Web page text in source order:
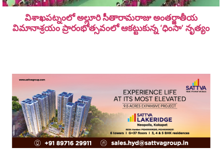
విశాఖపట్నంలో అల్లూరి సీతారామ‌రాజు అంత‌ర్జాతీయ
విమానాశ్ర‌యం ప్రారంభోత్సవంలో ఆకట్టుకున్న ‘ధింసా’ నృత్యం